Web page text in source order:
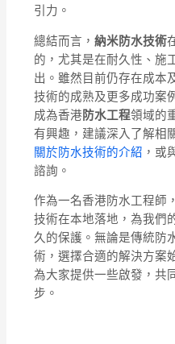
引力。
總結而言，納米防水技術
的，尤其是在耐久性、施
出。雖然目前仍存在成本
技術的成熟及更多成功案
成為香港防水工程領域的
有興趣，建議深入了解相
關於防水技術的介紹 ，或
諮詢。
作為一名香港防水工程師
技術在本地落地，為我們
久的保護。無論是傳統防
術，選擇合適的解決方案
為大家提供一些啟發，共
步。